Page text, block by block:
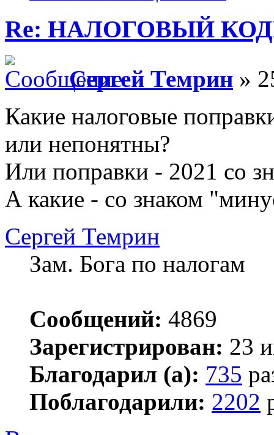
Re: НАЛОГОВЫЙ
Сергей Темрин »
Какие налоговые
или непонятны?
Или поправки - 2021 со
А какие - со знаком
Сергей Темрин
Зам. Бога по налогам
Сообщений: 4869
Зарегистрирован: 23
Благодарил (а): 735
Поблагодарили: 2202